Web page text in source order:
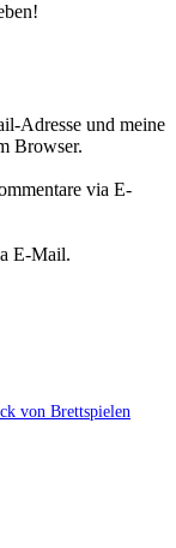
Adresse und meine
Browser.
via E-
E-Mail.
von Brettspielen